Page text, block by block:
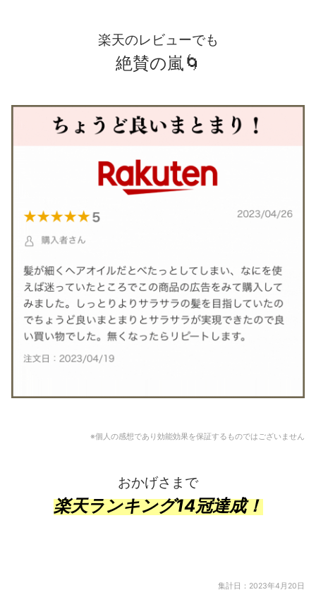
楽天のレビューでも
絶賛の嵐🌀
※個人の感想であり効能効果を保証するものではございません
おかげさまで
楽天ランキング14冠達成！
集計日：2023年4月20日